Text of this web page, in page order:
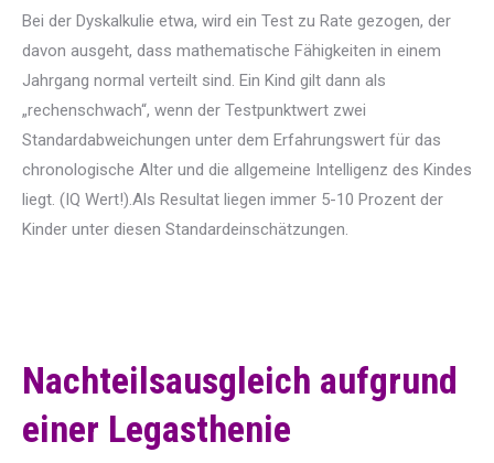
Bei der Dyskalkulie etwa, wird ein Test zu Rate gezogen, der
davon ausgeht, dass mathematische Fähigkeiten in einem
Jahrgang normal verteilt sind. Ein Kind gilt dann als
„rechenschwach“, wenn der Testpunktwert zwei
Standardabweichungen unter dem Erfahrungswert für das
chronologische Alter und die allgemeine Intelligenz des Kindes
liegt. (IQ Wert!).Als Resultat liegen immer 5-10 Prozent der
Kinder unter diesen Standardeinschätzungen.
Nachteilsausgleich aufgrund
einer Legasthenie